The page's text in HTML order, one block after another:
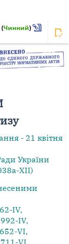
(Чинний)